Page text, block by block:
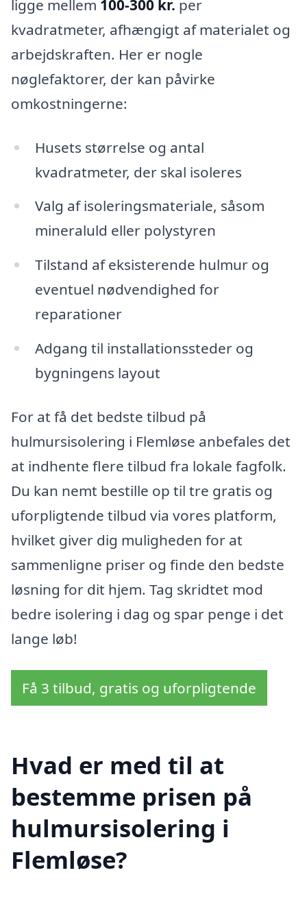
ligge mellem 100-300 kr. per
kvadratmeter, afhængigt af materialet og
arbejdskraften. Her er nogle
nøglefaktorer, der kan påvirke
omkostningerne:
Husets størrelse og antal
kvadratmeter, der skal isoleres
Valg af isoleringsmateriale, såsom
mineraluld eller polystyren
Tilstand af eksisterende hulmur og
eventuel nødvendighed for
reparationer
Adgang til installationssteder og
bygningens layout
For at få det bedste tilbud på
hulmursisolering i Flemløse anbefales det
at indhente flere tilbud fra lokale fagfolk.
Du kan nemt bestille op til tre gratis og
uforpligtende tilbud via vores platform,
hvilket giver dig muligheden for at
sammenligne priser og finde den bedste
løsning for dit hjem. Tag skridtet mod
bedre isolering i dag og spar penge i det
lange løb!
Få 3 tilbud, gratis og uforpligtende
Hvad er med til at
bestemme prisen på
hulmursisolering i
Flemløse?